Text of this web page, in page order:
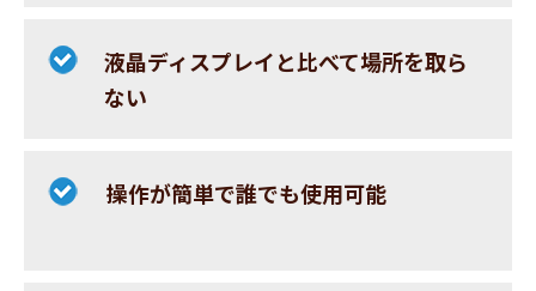
液晶ディスプレイと比べて場所を取ら
ない
操作が簡単で誰でも使用可能